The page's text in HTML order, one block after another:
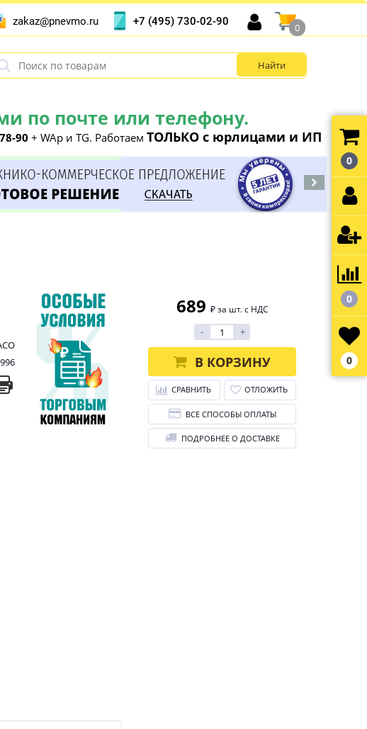
по почте или телефону.
90 + WAp и TG. Работаем ТОЛЬКО с юрлицами и ИП
zakaz@pnevmo.ru +7 (495) 730-02-90
0
689 ₽ за шт. с НДС
- +
В КОРЗИНУ
СРАВНИТЬ ОТЛОЖИТЬ
ВСЕ СПОСОБЫ ОПЛАТЫ
ПОДРОБНЕЕ О ДОСТАВКЕ
0
0
0